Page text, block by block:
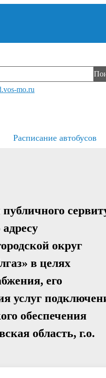
mo.ru
Расписание автобусов
округ
в целях
его
услуг
обеспечения
область, г.о.